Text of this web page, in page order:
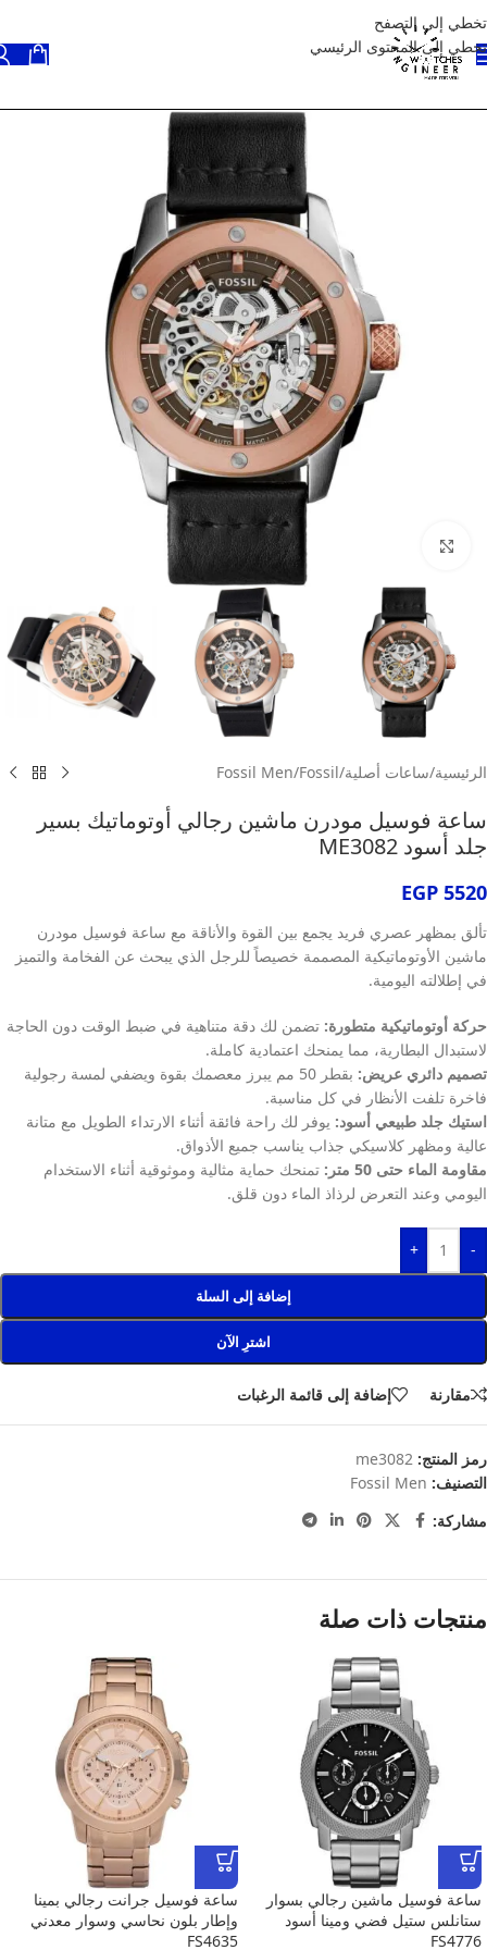
تخطي إلى التصفح
تخطي إلى المحتوى الرئيسي
الرئيسية/ساعات أصلية/
Fossil
/
Fossil Men
ساعة فوسيل مودرن ماشين رجالي أوتوماتيك بسير
جلد أسود ME3082
EGP 5520
تألق بمظهر عصري فريد يجمع بين القوة والأناقة مع ساعة فوسيل مودرن
ماشين الأوتوماتيكية المصممة خصيصاً للرجل الذي يبحث عن الفخامة والتميز
في إطلالته اليومية.
حركة أوتوماتيكية متطورة: تضمن لك دقة متناهية في ضبط الوقت دون الحاجة
لاستبدال البطارية، مما يمنحك اعتمادية كاملة.
تصميم دائري عريض:
بقطر 50 مم يبرز معصمك بقوة ويضفي لمسة رجولية
فاخرة تلفت الأنظار في كل مناسبة.
استيك جلد طبيعي أسود: يوفر لك راحة فائقة أثناء الارتداء الطويل مع متانة
عالية ومظهر كلاسيكي جذاب يناسب جميع الأذواق.
مقاومة الماء حتى 50 متر:
تمنحك حماية مثالية وموثوقية أثناء الاستخدام
اليومي وعند التعرض لرذاذ الماء دون قلق.
-
+
إضافة إلى السلة
اشترِ الآن
مقارنة إضافة إلى قائمة الرغبات
رمز المنتج: me3082
التصنيف: Fossil Men
مشاركة:
منتجات ذات صلة
ساعة فوسيل ماشين رجالي بسوار
ستانلس ستيل فضي ومينا أسود
FS4776
ساعة فوسيل جرانت رجالي بمينا
وإطار بلون نحاسي وسوار معدني
FS4635